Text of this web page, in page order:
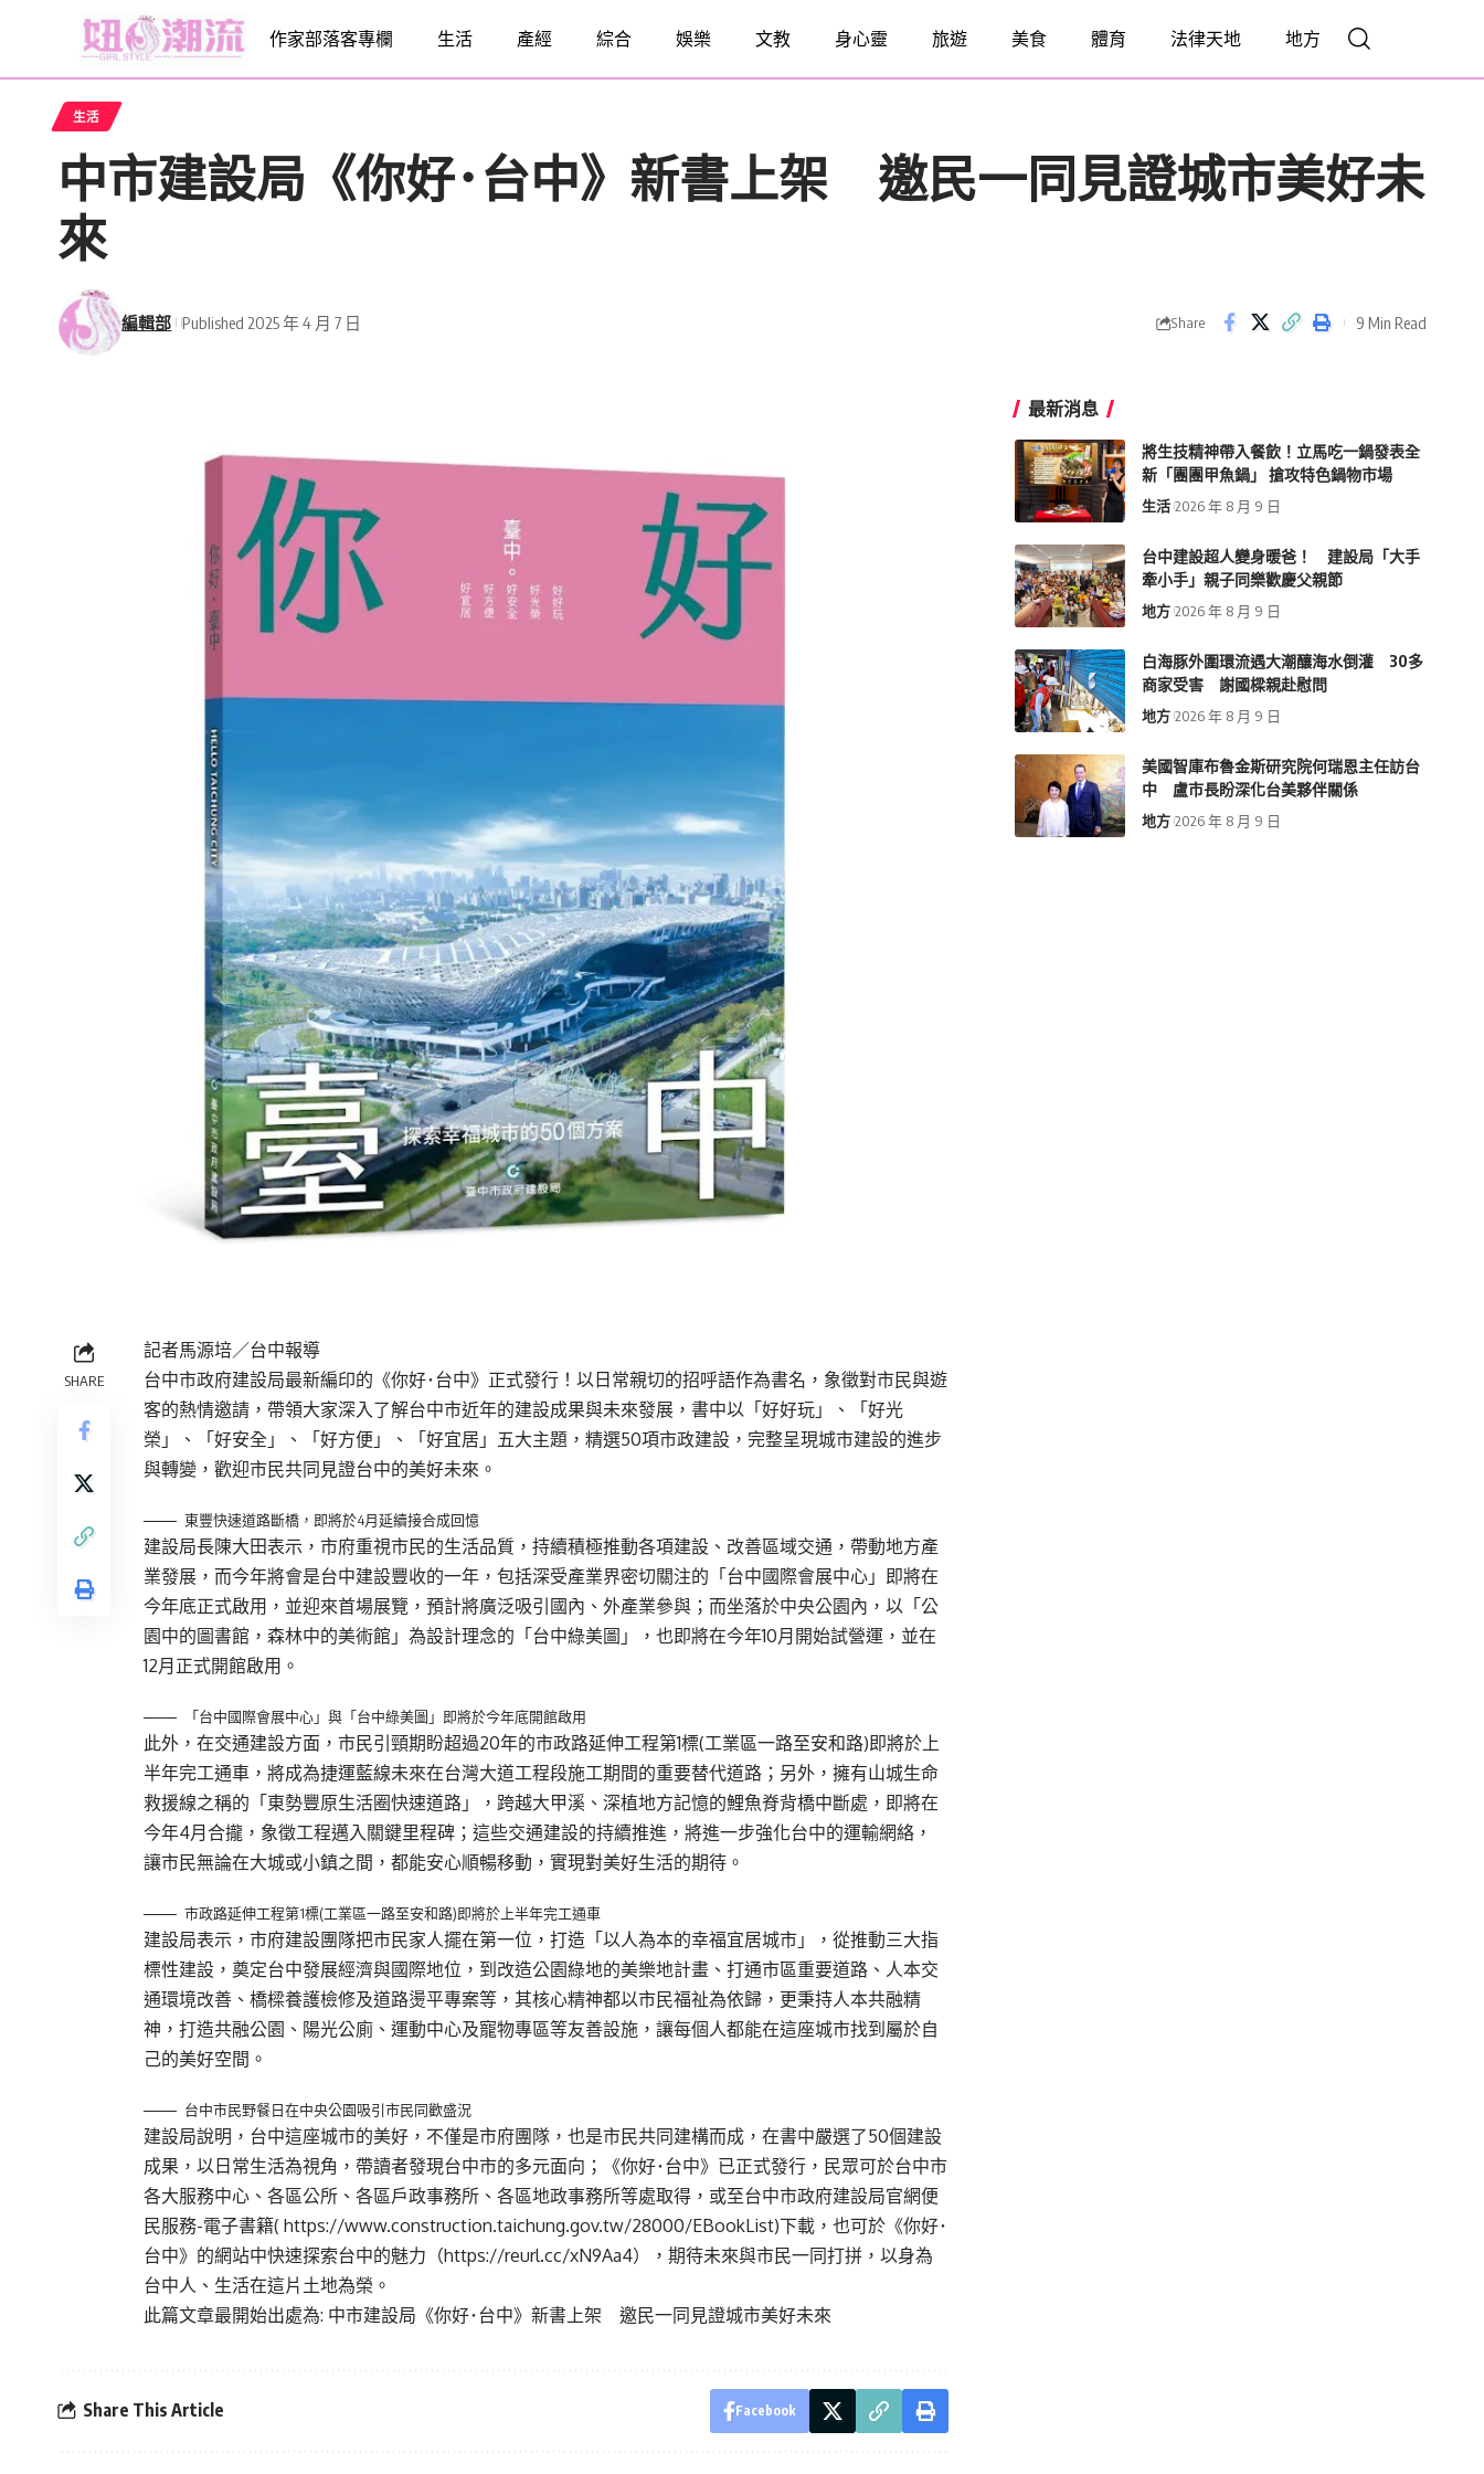
作家部落客專欄 生活 產經 綜合 娛樂 文教 身心靈 旅遊 美食 體育 法律天地 地方
生活
中市建設局《你好･台中》新書上架 邀民一同見證城市美好未
來
編輯部 Published 2025 年 4 月 7 日 Share 9 Min Read
SHARE
記者馬源培／台中報導
台中市政府建設局最新編印的《你好･台中》正式發行！以日常親切的招呼語作為書名，象徵對市民與遊
客的熱情邀請，帶領大家深入了解台中市近年的建設成果與未來發展，書中以「好好玩」、「好光
榮」、「好安全」、「好方便」、「好宜居」五大主題，精選50項市政建設，完整呈現城市建設的進步
與轉變，歡迎市民共同見證台中的美好未來。
東豐快速道路斷橋，即將於4月延續接合成回憶
建設局長陳大田表示，市府重視市民的生活品質，持續積極推動各項建設、改善區域交通，帶動地方產
業發展，而今年將會是台中建設豐收的一年，包括深受產業界密切關注的「台中國際會展中心」即將在
今年底正式啟用，並迎來首場展覽，預計將廣泛吸引國內、外產業參與；而坐落於中央公園內，以「公
園中的圖書館，森林中的美術館」為設計理念的「台中綠美圖」，也即將在今年10月開始試營運，並在
12月正式開館啟用。
「台中國際會展中心」與「台中綠美圖」即將於今年底開館啟用
此外，在交通建設方面，市民引頸期盼超過20年的市政路延伸工程第1標(工業區一路至安和路)即將於上
半年完工通車，將成為捷運藍線未來在台灣大道工程段施工期間的重要替代道路；另外，擁有山城生命
救援線之稱的「東勢豐原生活圈快速道路」，跨越大甲溪、深植地方記憶的鯉魚脊背橋中斷處，即將在
今年4月合攏，象徵工程邁入關鍵里程碑；這些交通建設的持續推進，將進一步強化台中的運輸網絡，
讓市民無論在大城或小鎮之間，都能安心順暢移動，實現對美好生活的期待。
市政路延伸工程第1標(工業區一路至安和路)即將於上半年完工通車
建設局表示，市府建設團隊把市民家人擺在第一位，打造「以人為本的幸福宜居城市」，從推動三大指
標性建設，奠定台中發展經濟與國際地位，到改造公園綠地的美樂地計畫、打通市區重要道路、人本交
通環境改善、橋樑養護檢修及道路燙平專案等，其核心精神都以市民福祉為依歸，更秉持人本共融精
神，打造共融公園、陽光公廁、運動中心及寵物專區等友善設施，讓每個人都能在這座城市找到屬於自
己的美好空間。
台中市民野餐日在中央公園吸引市民同歡盛況
建設局說明，台中這座城市的美好，不僅是市府團隊，也是市民共同建構而成，在書中嚴選了50個建設
成果，以日常生活為視角，帶讀者發現台中市的多元面向；《你好･台中》已正式發行，民眾可於台中市
各大服務中心、各區公所、各區戶政事務所、各區地政事務所等處取得，或至台中市政府建設局官網便
民服務-電子書籍( https://www.construction.taichung.gov.tw/28000/EBookList)下載，也可於《你好･
台中》的網站中快速探索台中的魅力（https://reurl.cc/xN9Aa4），期待未來與市民一同打拼，以身為
台中人、生活在這片土地為榮。
此篇文章最開始出處為: 中市建設局《你好･台中》新書上架 邀民一同見證城市美好未來
Share This Article Facebook
最新消息
將生技精神帶入餐飲！立馬吃一鍋發表全
新「團團甲魚鍋」 搶攻特色鍋物市場
生活 2026 年 8 月 9 日
台中建設超人變身暖爸！ 建設局「大手
牽小手」親子同樂歡慶父親節
地方 2026 年 8 月 9 日
白海豚外圍環流遇大潮釀海水倒灌 30多
商家受害 謝國樑親赴慰問
地方 2026 年 8 月 9 日
美國智庫布魯金斯研究院何瑞恩主任訪台
中 盧市長盼深化台美夥伴關係
地方 2026 年 8 月 9 日